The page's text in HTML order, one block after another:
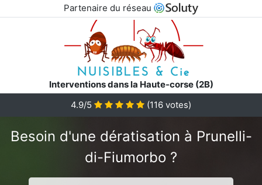
Partenaire du réseau
Interventions dans la Haute-corse (2B)
4.9/5 (116 votes)
Besoin d'une dératisation à Prunelli-
di-Fiumorbo ?